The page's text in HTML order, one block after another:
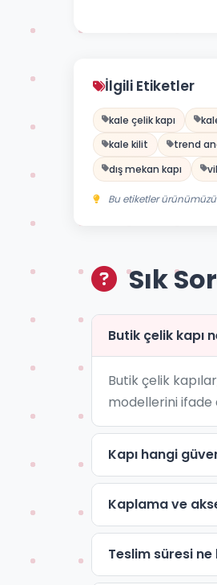
İlgili Etiketler
kale çelik kapı
kale kilit
trend
dış mekan kapı
Bu etiketler
Sık
Butik çelik kapı
Butik çelik
modellerini ifade
Kapı hangi
Kaplama ve
Teslim süresi